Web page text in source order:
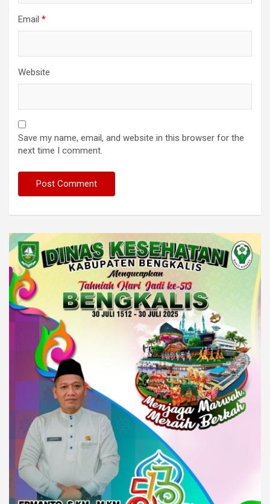
Email *
Website
Save my name, email, and website in this browser for the
next time I comment.